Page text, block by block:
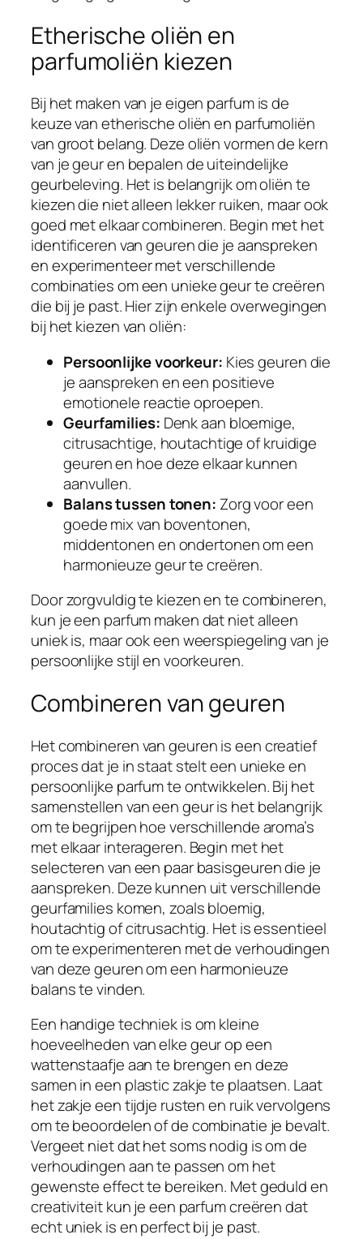
Etherische oliën en
parfumoliën kiezen
Bij het maken van je eigen parfum is de
keuze van etherische oliën en parfumoliën
van groot belang. Deze oliën vormen de kern
van je geur en bepalen de uiteindelijke
geurbeleving. Het is belangrijk om oliën te
kiezen die niet alleen lekker ruiken, maar ook
goed met elkaar combineren. Begin met het
identificeren van geuren die je aanspreken
en experimenteer met verschillende
combinaties om een unieke geur te creëren
die bij je past. Hier zijn enkele overwegingen
bij het kiezen van oliën:
Persoonlijke voorkeur: Kies geuren die
je aanspreken en een positieve
emotionele reactie oproepen.
Geurfamilies: Denk aan bloemige,
citrusachtige, houtachtige of kruidige
geuren en hoe deze elkaar kunnen
aanvullen.
Balans tussen tonen: Zorg voor een
goede mix van boventonen,
middentonen en ondertonen om een
harmonieuze geur te creëren.
Door zorgvuldig te kiezen en te combineren,
kun je een parfum maken dat niet alleen
uniek is, maar ook een weerspiegeling van je
persoonlijke stijl en voorkeuren.
Combineren van geuren
Het combineren van geuren is een creatief
proces dat je in staat stelt een unieke en
persoonlijke parfum te ontwikkelen. Bij het
samenstellen van een geur is het belangrijk
om te begrijpen hoe verschillende aroma’s
met elkaar interageren. Begin met het
selecteren van een paar basisgeuren die je
aanspreken. Deze kunnen uit verschillende
geurfamilies komen, zoals bloemig,
houtachtig of citrusachtig. Het is essentieel
om te experimenteren met de verhoudingen
van deze geuren om een harmonieuze
balans te vinden.
Een handige techniek is om kleine
hoeveelheden van elke geur op een
wattenstaafje aan te brengen en deze
samen in een plastic zakje te plaatsen. Laat
het zakje een tijdje rusten en ruik vervolgens
om te beoordelen of de combinatie je bevalt.
Vergeet niet dat het soms nodig is om de
verhoudingen aan te passen om het
gewenste effect te bereiken. Met geduld en
creativiteit kun je een parfum creëren dat
echt uniek is en perfect bij je past.